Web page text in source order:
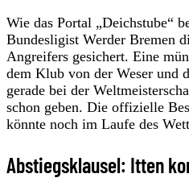
Wie das Portal „Deichstube“
Bundesligist Werder Bremen
Angreifers gesichert. Eine
dem Klub von der Weser und
gerade bei der
schon geben. Die offizielle
könnte noch im Laufe des
Abstiegsklausel: Itten